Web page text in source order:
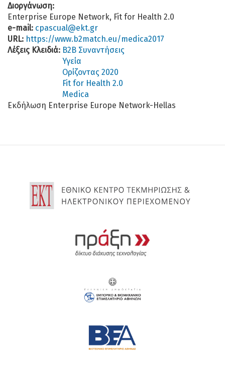
Διοργάνωση:
Enterprise Europe Network, Fit for Health 2.0
e-mail: cpascual@ekt.gr
URL: https://www.b2match.eu/medica2017
Λέξεις Κλειδιά: B2B Συναντήσεις
Υγεία
Ορίζοντας 2020
Fit for Health 2.0
Medica
Εκδήλωση Enterprise Europe Network-Hellas